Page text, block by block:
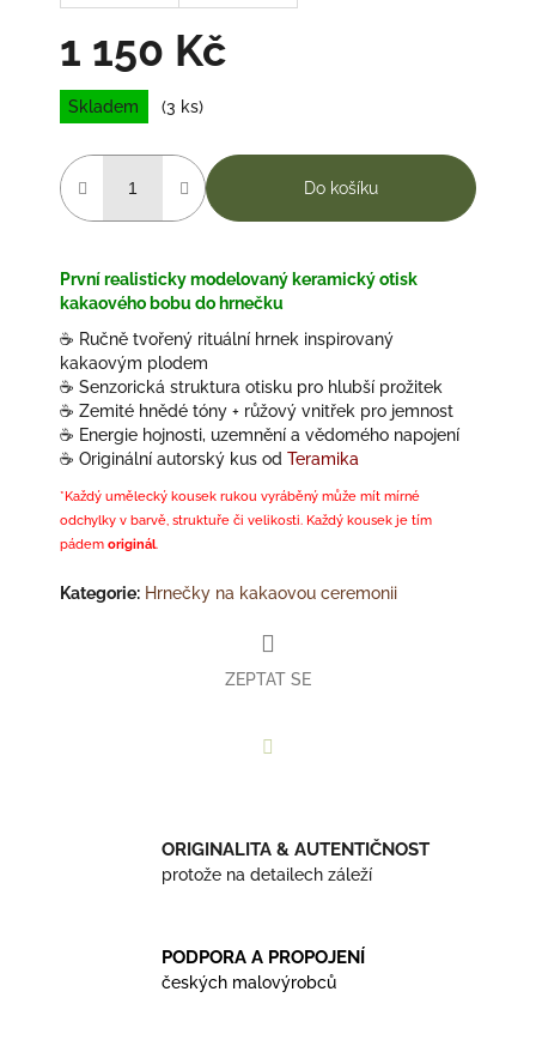
1 150 Kč
Měrná
cena:
Skladem (3 ks)
Do košíku
První realisticky modelovaný keramický otisk
kakaového bobu do hrnečku
☕️ Ručně tvořený rituální hrnek inspirovaný
kakaovým plodem
☕️ Senzorická struktura otisku pro hlubší prožitek
☕️ Zemité hnědé tóny + růžový vnitřek pro jemnost
☕️ Energie hojnosti, uzemnění a vědomého napojení
☕️ Originální autorský kus od Teramika
*Každý umělecký kousek rukou vyráběný může mít mírné
odchylky v barvě, struktuře či velikosti. Každý kousek je tím
pádem originál.
Kategorie: Hrnečky na kakaovou ceremonii
ZEPTAT SE
ORIGINALITA & AUTENTIČNOST
protože na detailech záleží
PODPORA A PROPOJENÍ
českých malovýrobců